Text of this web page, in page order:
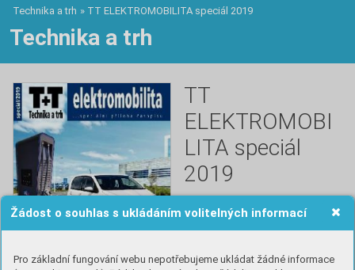
Žádost o souhlas s ukládáním volitelných informací
Pro základní fungování webu nepotřebujeme ukládat žádné informace
TT
ELEKTROMOBI
LITA speciál
2019
23. 12. 2019
Rozšířené speciální vydání při
e-mobilita a e-motion se
Technika a trh » TT ELEKTROMOBILITA speciál 2019
Technika a trh